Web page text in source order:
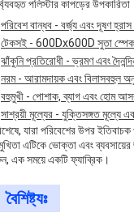
পলিস্টার কাপড়ের উপকারিতা
পরিবেশ বান্ধব - বর্জ্য এবং দূষণ
টেকসই - 600Dx600D সুতা স্পেক
ঝাঁকুনি প্রতিরোধী - ভ্রমণ এবং
নরম - আরামদায়ক এবং বিলাসবহুল
বহুমুখী - পোশাক, ব্যাগ এবং হোম
সাশ্রয়ী মূল্যের - যুক্তিসঙ্গত মূল্যে
যারা পরিবেশের উপর
এটিকে ভোক্তা এবং ব্যবসায়ের
এক সময়ে একটি ফ্যাব্রিক।
বৈশিষ্ট্যঃ